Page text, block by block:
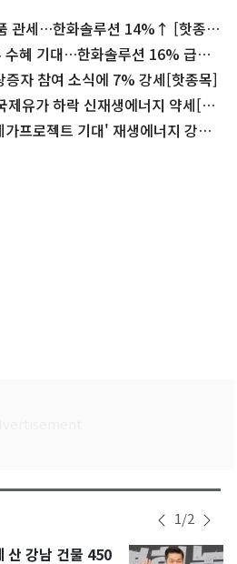
관세…한화솔루션 14%↑ [핫종
수혜 기대…한화솔루션 16% 급등
증자 참여 소식에 7% 강세[핫종목]
유가 하락 신재생에너지 약세[핫
프로젝트 기대' 재생에너지 강세
1/2
산 강남 건물 450